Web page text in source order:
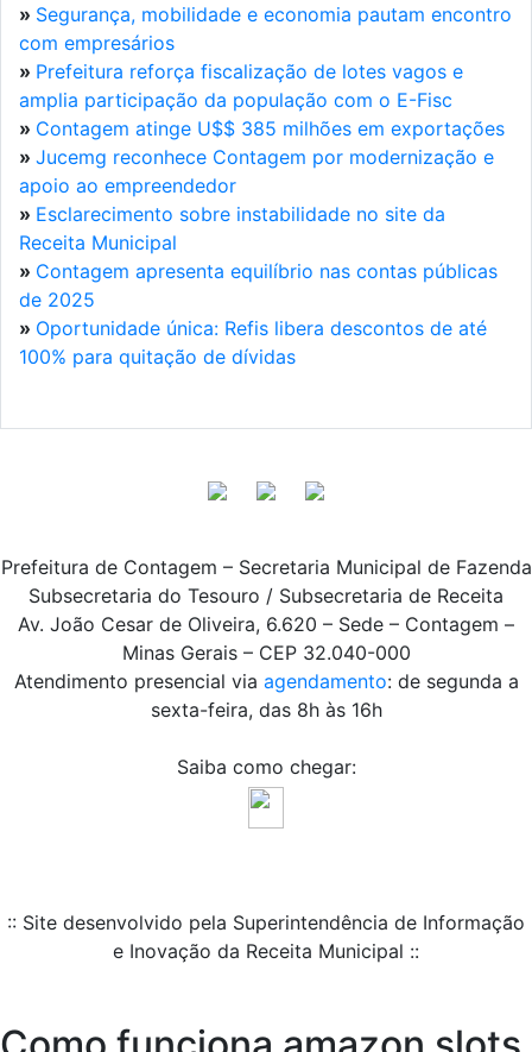
» Segurança, mobilidade e economia pautam encontro
com empresários
» Prefeitura reforça fiscalização de lotes vagos e
amplia participação da população com o E-Fisc
» Contagem atinge U$$ 385 milhões em exportações
» Jucemg reconhece Contagem por modernização e
apoio ao empreendedor
» Esclarecimento sobre instabilidade no site da
Receita Municipal
» Contagem apresenta equilíbrio nas contas públicas
de 2025
» Oportunidade única: Refis libera descontos de até
100% para quitação de dívidas
Prefeitura de Contagem – Secretaria Municipal de Fazenda
Subsecretaria do Tesouro / Subsecretaria de Receita
Av. João Cesar de Oliveira, 6.620 – Sede – Contagem –
Minas Gerais – CEP 32.040-000
Atendimento presencial via agendamento: de segunda a
sexta-feira, das 8h às 16h
Saiba como chegar:
:: Site desenvolvido pela Superintendência de Informação
e Inovação da Receita Municipal ::